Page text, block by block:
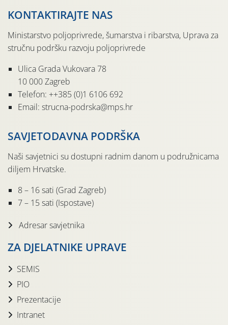
KONTAKTIRAJTE NAS
Ministarstvo poljoprivrede, šumarstva i ribarstva, Uprava za
stručnu podršku razvoju poljoprivrede
Ulica Grada Vukovara 78
10 000 Zagreb
Telefon: ++385 (0)1 6106 692
Email: strucna-podrska@mps.hr
SAVJETODAVNA PODRŠKA
Naši savjetnici su dostupni radnim danom u podružnicama
diljem Hrvatske.
8 – 16 sati (Grad Zagreb)
7 – 15 sati (Ispostave)
Adresar savjetnika
ZA DJELATNIKE UPRAVE
SEMIS
PIO
Prezentacije
Intranet